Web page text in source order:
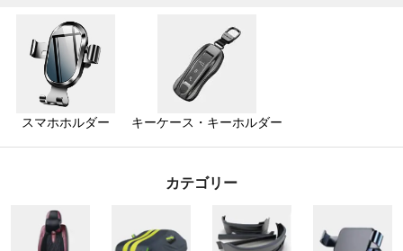
スマホホルダー キーケース・キーホルダー
カテゴリー